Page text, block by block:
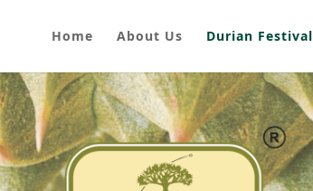
Home About Us Durian Festival